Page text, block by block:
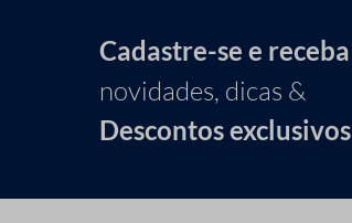
Cadastre-se e receba
novidades, dicas &
Descontos exclusivos